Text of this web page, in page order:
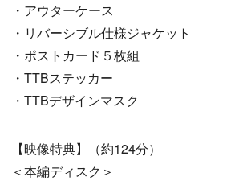
・アウターケース
・リバーシブル仕様ジャケット
・ポストカード５枚組
・TTBステッカー
・TTBデザインマスク
【映像特典】（約124分）
＜本編ディスク＞